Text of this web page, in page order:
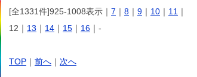
[全1331件]925-1008表示｜ 7 ｜ 8 ｜ 9 ｜ 10 ｜ 11 ｜
12｜ 13 ｜ 14 ｜ 15 ｜ 16 ｜-
TOP ｜ 前へ ｜ 次へ